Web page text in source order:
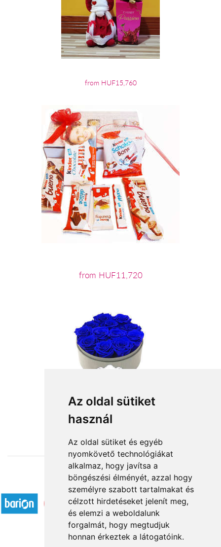
Az oldal sütiket
használ
Az oldal sütiket és egyéb
nyomkövető technológiákat
alkalmaz, hogy javítsa a
böngészési élményét, azzal hogy
személyre szabott tartalmakat és
célzott hirdetéseket jelenít meg,
és elemzi a weboldalunk
forgalmát, hogy megtudjuk
honnan érkeztek a látogatóink.
from HUF15,760
from HUF11,720
from HUF36,000
Accepted payment methods